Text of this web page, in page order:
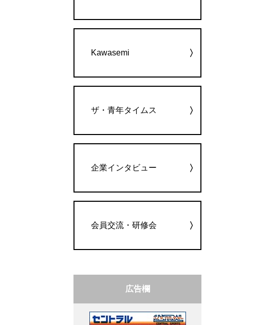
Kawasemi
ザ・青年タイムス
企業インタビュー
会員交流・研修会
広告欄